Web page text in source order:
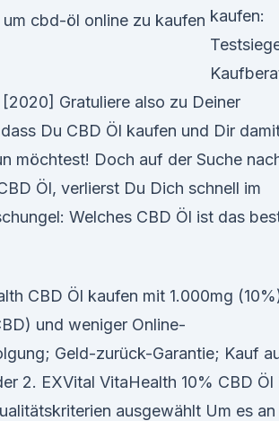
kaufen:
Gratuliere also zu Deiner
Du CBD Öl kaufen und Dir
möchtest! Doch auf der Suche
Öl, verlierst Du Dich schnell im
Welches CBD Öl ist das
CBD Öl kaufen mit 1.000mg
und weniger Online-
Geld-zurück-Garantie; Kauf
2. EXVital VitaHealth 10% CBD Öl
ausgewählt Um es an